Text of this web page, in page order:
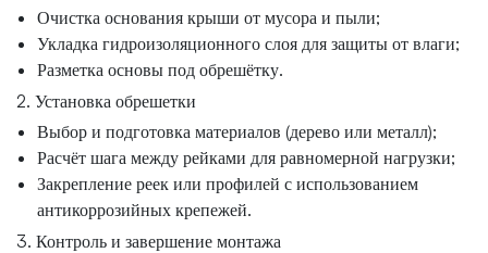
Очистка основания крыши от мусора и пыли;
Укладка гидроизоляционного слоя для защиты от влаги;
Разметка основы под обрешётку.
2. Установка обрешетки
Выбор и подготовка материалов (дерево или металл);
Расчёт шага между рейками для равномерной нагрузки;
Закрепление реек или профилей с использованием
антикоррозийных крепежей.
3. Контроль и завершение монтажа